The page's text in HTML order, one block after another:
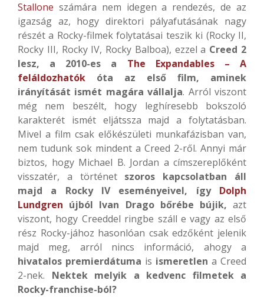
Stallone számára nem idegen a rendezés, de az
igazság az, hogy direktori pályafutásának nagy
részét a Rocky-filmek folytatásai teszik ki (Rocky II,
Rocky III, Rocky IV, Rocky Balboa), ezzel a Creed 2
lesz, a 2010-es a The Expandables – A
feláldozhatók óta az első film, aminek
irányítását ismét magára vállalja. Arról viszont
még nem beszélt, hogy leghíresebb bokszoló
karakterét ismét eljátssza majd a folytatásban.
Mivel a film csak előkészületi munkafázisban van,
nem tudunk sok mindent a Creed 2-ről. Annyi már
biztos, hogy Michael B. Jordan a címszereplőként
visszatér, a történet szoros kapcsolatban áll
majd a Rocky IV eseményeivel, így
Dolph
Lundgren újból Ivan Drago bőrébe bújik, azt
viszont, hogy Creeddel ringbe száll e vagy az első
rész Rocky-jához hasonlóan csak edzőként jelenik
majd meg, arról nincs információ, ahogy a
hivatalos premierdátuma is ismeretlen a Creed
2-nek. Nektek melyik a kedvenc filmetek a
Rocky-franchise-ból?